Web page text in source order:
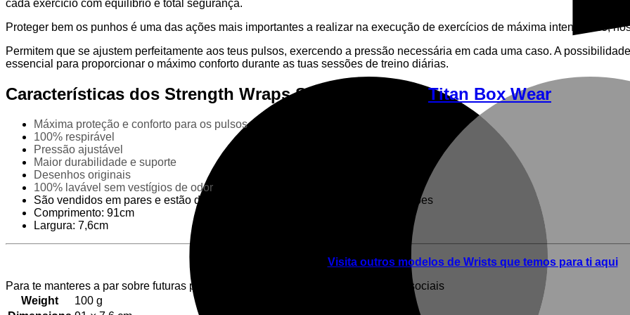
cada exercício com equilíbrio e total segurança.
Proteger bem os punhos é uma das ações mais importantes a realizar na execução de exercícios de máxima intensidade,
Permitem que se ajustem perfeitamente aos teus pulsos, exercendo a pressão necessária em cada uma caso. A
essencial para proporcionar o máximo conforto durante as tuas sessões de treino diárias.
Características dos Strength Wraps Star Spangled –Titan Box Wear
Máxima proteção e conforto para os pulsos
100% respirável
Pressão ajustável
Maior durabilidade e suporte
Desenhos originais
100% lavável sem vestígios de odor
São vendidos em pares e estão disponíveis numa variedade de cores e padrões
Comprimento: 91cm
Largura: 7,6cm
Visita outros modelos de Wrists que temos para ti aqui
Para te manteres a par sobre futuras promoções e eventos, segue-nos nas redes sociais
Weight
100 g